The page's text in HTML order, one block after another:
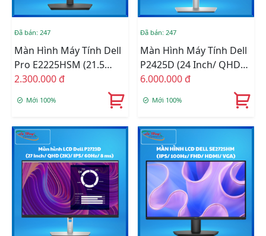
Đã bán: 247
Màn Hình Máy Tính Dell
Pro E2225HSM (21.5
Inch/ VA/ 100Hz/ LOA)
2.300.000 đ
Mới 100%
Đã bán: 247
Màn Hình Máy Tính Dell
P2425D (24 Inch/ QHD
(2K)/ IPS/ 100Hz/ 8 Ms)
6.000.000 đ
Mới 100%